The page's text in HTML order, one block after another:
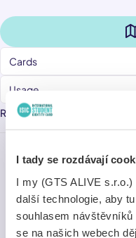
I tady se rozdávají
I my (GTS ALIVE
další technologie, aby
souhlasem
se na našich webech
Cards
Usage
Recommended